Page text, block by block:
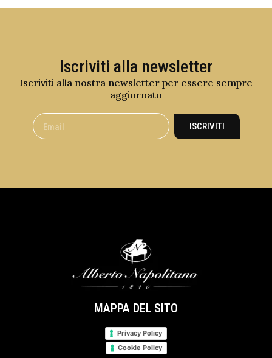
Iscriviti alla newsletter
Iscriviti alla nostra newsletter per essere sempre
aggiornato
ISCRIVITI
MAPPA DEL SITO
Privacy Policy
Cookie Policy